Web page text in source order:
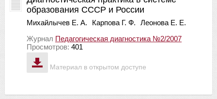
Материал в открытом доступе
образования СССР и России
Михайлычев Е. А. Карпова Г. Ф.
Леонова Е. Е.
Журнал Педагогическая диагностика №2/2007
Просмотров: 401